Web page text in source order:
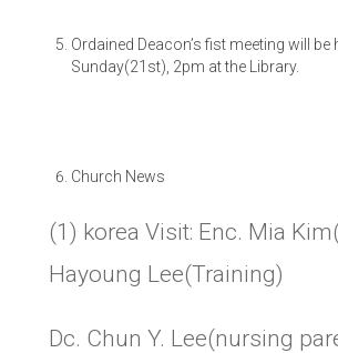
Ordained Deacon’s fist meeting will be
Sunday(21st), 2pm at the Library.
Church News
(1) korea Visit: Enc. Mia
Hayoung Lee(Training)
Dc. Chun Y. Lee(nursing